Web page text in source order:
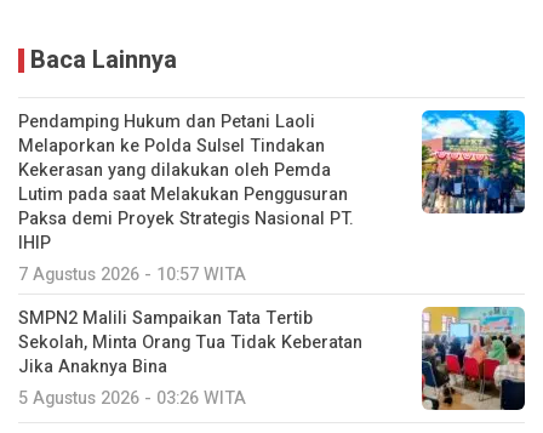
Baca Lainnya
Pendamping Hukum dan Petani Laoli
Melaporkan ke Polda Sulsel Tindakan
Kekerasan yang dilakukan oleh Pemda
Lutim pada saat Melakukan Penggusuran
Paksa demi Proyek Strategis Nasional PT.
IHIP
7 Agustus 2026 - 10:57 WITA
SMPN2 Malili Sampaikan Tata Tertib
Sekolah, Minta Orang Tua Tidak Keberatan
Jika Anaknya Bina
5 Agustus 2026 - 03:26 WITA